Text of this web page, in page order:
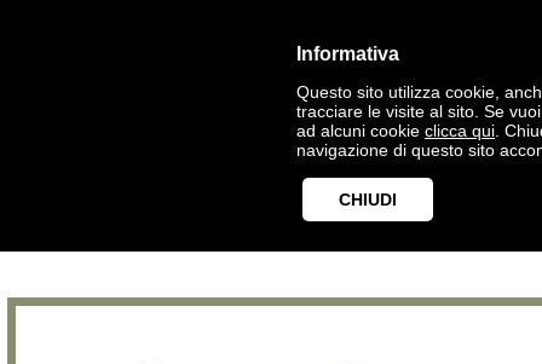
Informativa
Questo sito utilizza cookie,
tracciare le visite al sito. Se
ad alcuni cookie clicca qui .
navigazione di questo sito
CHIUDI